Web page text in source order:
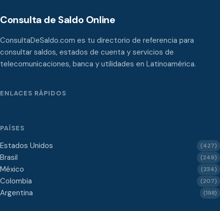
Consulta de Saldo Online
ConsultaDeSaldo.com es tu directorio de referencia para
consultar saldos, estados de cuenta y servicios de
telecomunicaciones, banca y utilidades en Latinoamérica.
ENLACES RÁPIDOS
PAÍSES
Estados Unidos (427)
Brasil (249)
México (234)
Colombia (207)
Argentina (198)